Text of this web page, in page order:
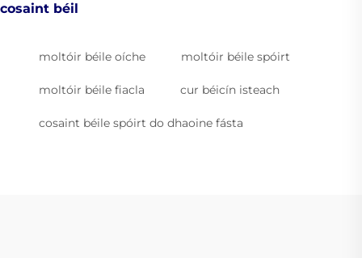
cosaint béil
moltóir béile oíche moltóir béile spóirt
moltóir béile fiacla cur béicín isteach
cosaint béile spóirt do dhaoine fásta